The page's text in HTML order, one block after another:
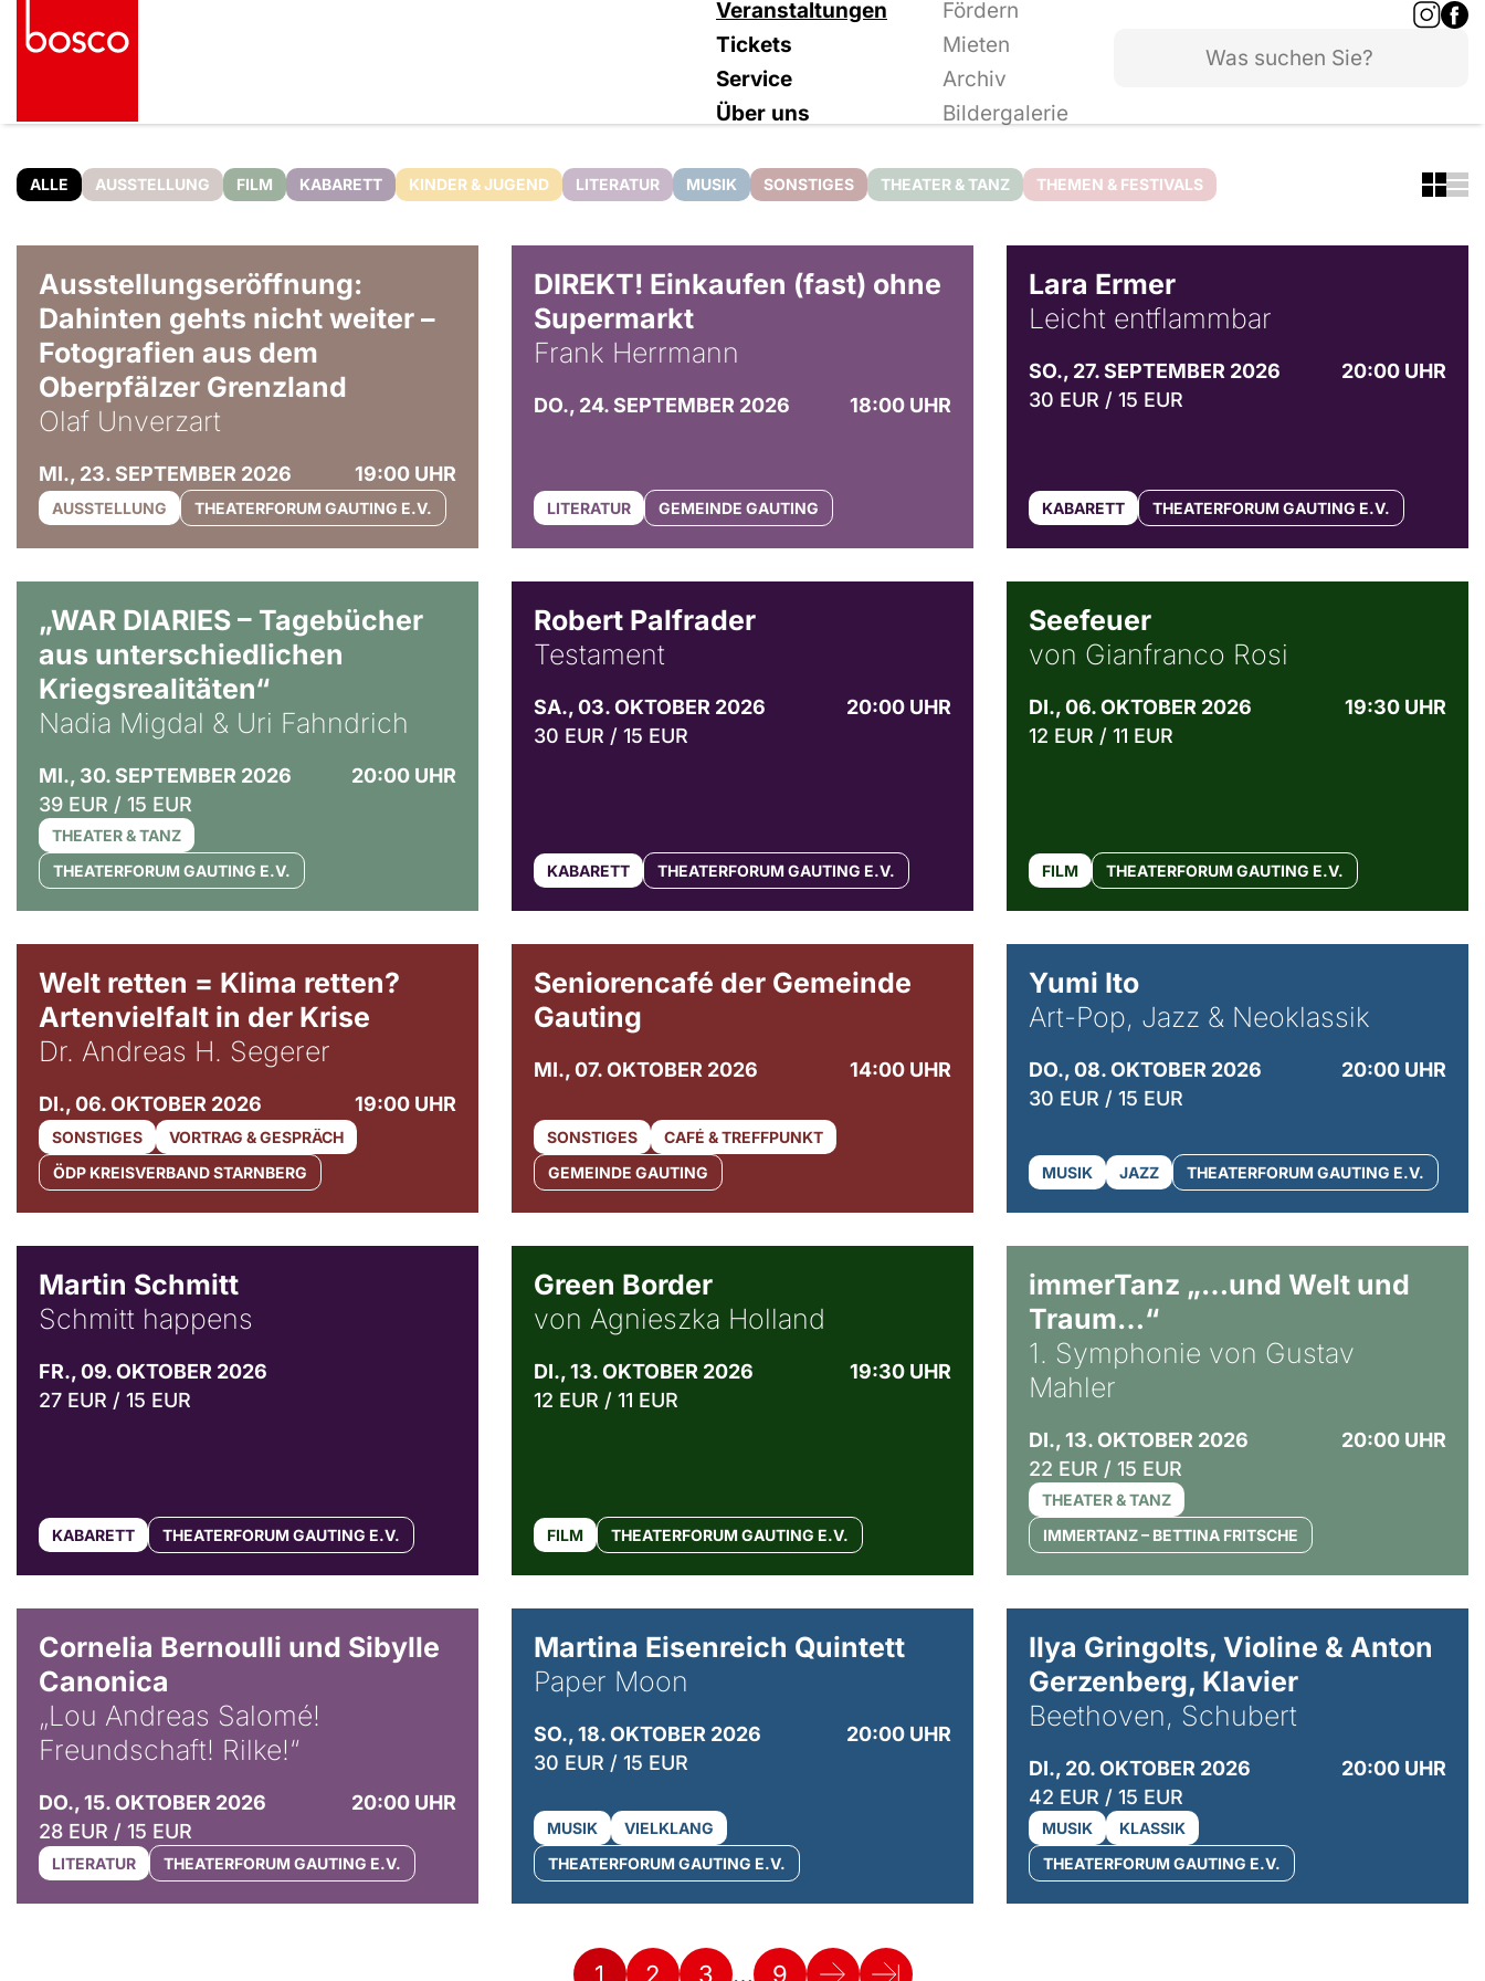
Veranstaltungen
Fördern
Tickets
Mieten
Service
Archiv
Über uns
Bildergalerie
ALLE AUSSTELLUNG FILM KABARETT KINDER & JUGEND LITERATUR MUSIK SONSTIGES THEATER & TANZ THEMEN & FESTIVALS
Ausstellungseröffnung:
Dahinten gehts nicht weiter –
Fotografien aus dem
Oberpfälzer Grenzland
Olaf Unverzart
MI., 23. SEPTEMBER 2026 19:00 UHR
AUSSTELLUNG THEATERFORUM GAUTING E.V.
DIREKT! Einkaufen (fast) ohne
Supermarkt
Frank Herrmann
DO., 24. SEPTEMBER 2026 18:00 UHR
LITERATUR GEMEINDE GAUTING
Lara Ermer
Leicht entflammbar
SO., 27. SEPTEMBER 2026
20:00 UHR
30 EUR / 15 EUR
KABARETT THEATERFORUM GAUTING E.V.
„WAR DIARIES – Tagebücher
aus unterschiedlichen
Kriegsrealitäten“
Nadia Migdal & Uri Fahndrich
MI., 30. SEPTEMBER 2026
20:00 UHR
39 EUR / 15 EUR
THEATER & TANZ
THEATERFORUM GAUTING E.V.
Robert Palfrader
Testament
SA., 03. OKTOBER 2026
20:00 UHR
30 EUR / 15 EUR
KABARETT THEATERFORUM GAUTING E.V.
Seefeuer
von Gianfranco Rosi
DI., 06. OKTOBER 2026
19:30 UHR
12 EUR / 11 EUR
FILM THEATERFORUM GAUTING E.V.
Welt retten = Klima retten?
Artenvielfalt in der Krise
Dr. Andreas H. Segerer
DI., 06. OKTOBER 2026 19:00 UHR
SONSTIGES
VORTRAG & GESPRÄCH
ÖDP KREISVERBAND STARNBERG
Seniorencafé der Gemeinde
Gauting
MI., 07. OKTOBER 2026 14:00 UHR
SONSTIGES
CAFÉ & TREFFPUNKT
GEMEINDE GAUTING
Yumi Ito
Art-Pop, Jazz & Neoklassik
DO., 08. OKTOBER 2026
20:00 UHR
30 EUR / 15 EUR
MUSIK JAZZ THEATERFORUM GAUTING E.V.
Martin Schmitt
Schmitt happens
FR., 09. OKTOBER 2026
27 EUR / 15 EUR
KABARETT THEATERFORUM GAUTING E.V.
Green Border
von Agnieszka Holland
DI., 13. OKTOBER 2026
19:30 UHR
12 EUR / 11 EUR
FILM THEATERFORUM GAUTING E.V.
immerTanz „…und Welt und
Traum…“
1. Symphonie von Gustav
Mahler
DI., 13. OKTOBER 2026
20:00 UHR
22 EUR / 15 EUR
THEATER & TANZ
IMMERTANZ – BETTINA FRITSCHE
Cornelia Bernoulli und Sibylle
Canonica
„Lou Andreas Salomé!
Freundschaft! Rilke!“
DO., 15. OKTOBER 2026
20:00 UHR
28 EUR / 15 EUR
LITERATUR THEATERFORUM GAUTING E.V.
Martina Eisenreich Quintett
Paper Moon
SO., 18. OKTOBER 2026
20:00 UHR
30 EUR / 15 EUR
MUSIK
VIELKLANG
THEATERFORUM GAUTING E.V.
Ilya Gringolts, Violine & Anton
Gerzenberg, Klavier
Beethoven, Schubert
DI., 20. OKTOBER 2026
20:00 UHR
42 EUR / 15 EUR
MUSIK
KLASSIK
THEATERFORUM GAUTING E.V.
1 2 3 … 9